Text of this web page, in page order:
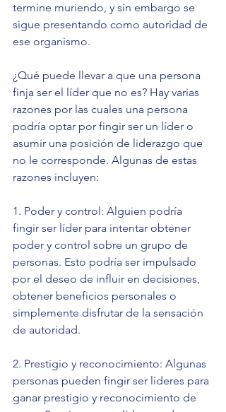
termine muriendo, y sin embargo se
sigue presentando como autoridad de
ese organismo.
¿Qué puede llevar a que una persona
finja ser el líder que no es? Hay varias
razones por las cuales una persona
podría optar por fingir ser un líder o
asumir una posición de liderazgo que
no le corresponde. Algunas de estas
razones incluyen:
1. Poder y control: Alguien podría
fingir ser líder para intentar obtener
poder y control sobre un grupo de
personas. Esto podría ser impulsado
por el deseo de influir en decisiones,
obtener beneficios personales o
simplemente disfrutar de la sensación
de autoridad.
2. Prestigio y reconocimiento: Algunas
personas pueden fingir ser líderes para
ganar prestigio y reconocimiento de